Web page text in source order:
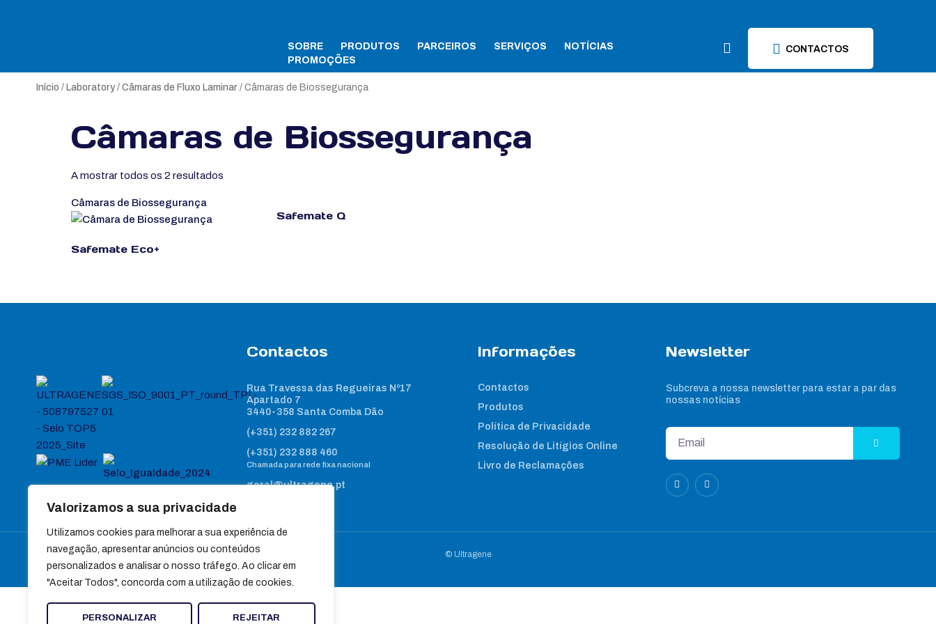
Valorizamos a sua privacidade
Utilizamos cookies para melhorar a sua experiência de
navegação, apresentar anúncios ou conteúdos
personalizados e analisar o nosso tráfego. Ao clicar em
"Aceitar Todos", concorda com a utilização de cookies.
PERSONALIZAR REJEITAR
SOBRE PRODUTOS PARCEIROS SERVIÇOS
NOTÍCIAS
PROMOÇÕES
CONTACTOS
Início / Laboratory / Câmaras de Fluxo Laminar / Câmaras de Biossegurança
Câmaras de Biossegurança
A mostrar todos os 2 resultados
Câmaras de Biossegurança
Safemate Eco+
Safemate Q
Contactos
Rua Travessa das Regueiras Nº17
Apartado 7
3440-358 Santa Comba Dão
(+351) 232 882 267
(+351) 232 888 460
Chamada para rede fixa nacional
geral@ultragene.pt
Informações
Contactos
Produtos
Política de Privacidade
Resolução de Litígios Online
Livro de Reclamações
Newsletter
Subcreva a nossa newsletter para estar a par das
nossas notícias
© Ultragene